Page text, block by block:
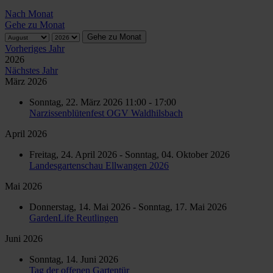
Nach Monat
Gehe zu Monat
Gehe zu Monat
Vorheriges Jahr
2026
Nächstes Jahr
März 2026
Sonntag, 22. März 2026 11:00 - 17:00
Narzissenblütenfest OGV Waldhilsbach
April 2026
Freitag, 24. April 2026 - Sonntag, 04. Oktober 2026
Landesgartenschau Ellwangen 2026
Mai 2026
Donnerstag, 14. Mai 2026 - Sonntag, 17. Mai 2026
GardenLife Reutlingen
Juni 2026
Sonntag, 14. Juni 2026
Tag der offenen Gartentür